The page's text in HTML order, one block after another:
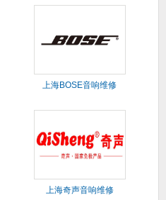
上海BOSE音响维修
上海奇声音响维修